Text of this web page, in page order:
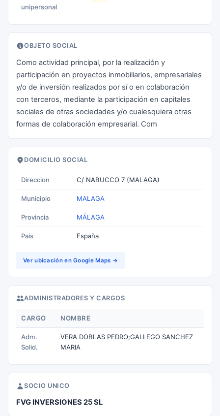
unipersonal
OBJETO SOCIAL
Como actividad principal, por la realización y
participación en proyectos inmobiliarios, empresariales
y/o de inversión realizados por sí o en colaboración
con terceros, mediante la participación en capitales
sociales de otras sociedades y/o cualesquiera otras
formas de colaboración empresarial. Com
DOMICILIO SOCIAL
Direccion C/ NABUCCO 7 (MALAGA)
Municipio MALAGA
Provincia MÁLAGA
Pais España
Ver ubicación en Google Maps →
ADMINISTRADORES Y CARGOS
CARGO NOMBRE
Adm.
Solid.
VERA DOBLAS PEDRO;GALLEGO SANCHEZ
MARIA
SOCIO UNICO
FVG INVERSIONES 25 SL